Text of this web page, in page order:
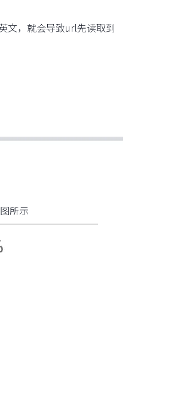
文，就会导致url先读取到
所示